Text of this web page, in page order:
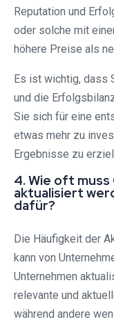
Reputation und
oder solche mit
höhere Preise als
Es ist wichtig, dass
und die
Sie sich für eine
etwas mehr zu
Ergebnisse zu
4. Wie oft
aktualisiert
dafür?
Die Häufigkeit der
kann von
Unternehmen
relevante und
während andere